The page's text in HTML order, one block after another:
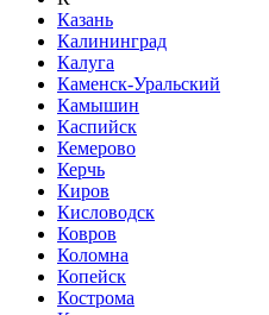
Казань
Калининград
Калуга
Каменск-Уральский
Камышин
Каспийск
Кемерово
Керчь
Киров
Кисловодск
Ковров
Коломна
Копейск
Кострома